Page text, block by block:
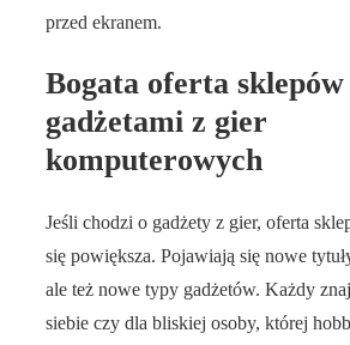
przed ekranem.
Bogata oferta sklepów
gadżetami z gier
komputerowych
Jeśli chodzi o gadżety z gier, oferta
się powiększa. Pojawiają się nowe
ale też nowe typy gadżetów. Każdy
siebie czy dla bliskiej osoby, której